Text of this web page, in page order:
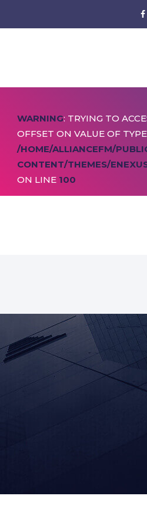
WARNING: TRYING TO
OFFSET ON VALUE OF
/HOME/ALLIANCEFM/
CONTENT/THEMES/
ON LINE 100